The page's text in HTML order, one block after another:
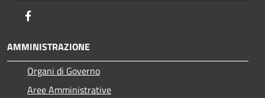
AMMINISTRAZIONE
Organi di Governo
Aree Amministrative